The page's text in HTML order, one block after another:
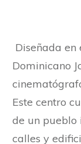
Diseñada
Dominicano
Este centro
de un pueblo
calles y